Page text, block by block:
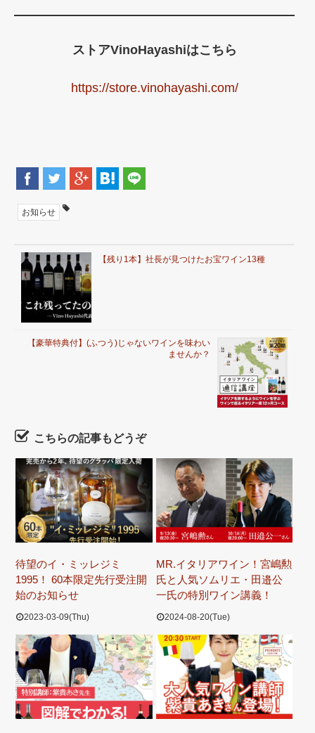
ストアVinoHayashiはこちら
https://store.vinohayashi.com/
お知らせ
【残り1本】社長が見つけたお宝ワイン13種
【豪華特典付】(ふつう)じゃないワインを味わい
ませんか？
こちらの記事もどうぞ
待望のイ・ミッレジミ
1995！ 60本限定先行受注開
始のお知らせ
2023-03-09(Thu)
MR.イタリアワイン！宮嶋勲
氏と人気ソムリエ・田邉公
一氏の特別ワイン講義！
2024-08-20(Tue)